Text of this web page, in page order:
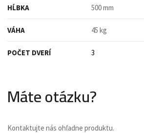
HĹBKA 500 mm
VÁHA 45 kg
POČET DVERÍ 3
Máte otázku?
Kontaktujte nás ohľadne produktu.